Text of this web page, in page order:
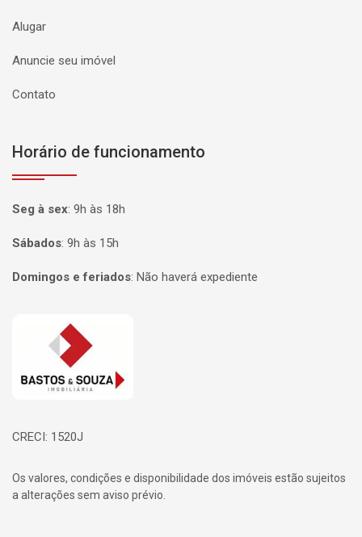
Alugar
Anuncie seu imóvel
Contato
Horário de funcionamento
Seg à sex: 9h às 18h
Sábados: 9h às 15h
Domingos e feriados: Não haverá expediente
Página inicial
CRECI: 1520J
Os valores, condições e disponibilidade dos imóveis estão sujeitos
a alterações sem aviso prévio.